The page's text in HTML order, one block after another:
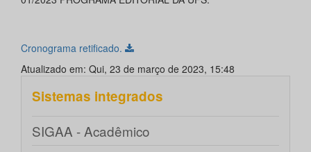
Cronograma retificado.
Atualizado em: Qui, 23 de março de 2023, 15:48
Sistemas integrados
SIGAA - Acadêmico